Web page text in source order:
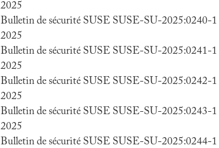
2025
Bulletin de sécurité SUSE SUSE-SU-2025:0240-1
2025
Bulletin de sécurité SUSE SUSE-SU-2025:0241-1
2025
Bulletin de sécurité SUSE SUSE-SU-2025:0242-1
2025
Bulletin de sécurité SUSE SUSE-SU-2025:0243-1
2025
Bulletin de sécurité SUSE SUSE-SU-2025:0244-1